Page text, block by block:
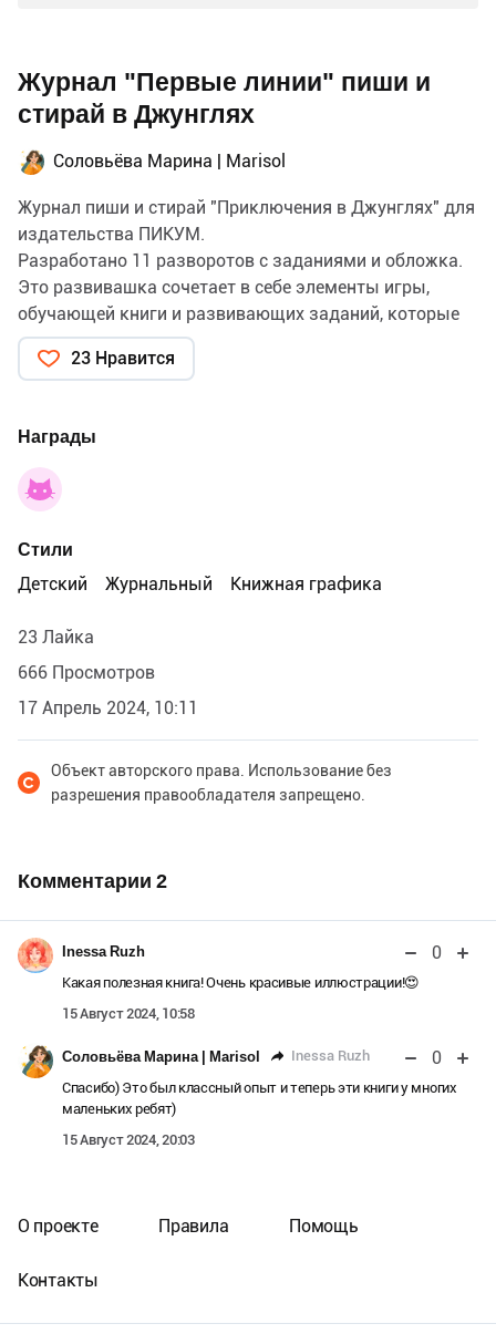
Журнал "Первые линии" пиши и
стирай в Джунглях
Соловьёва Марина | Marisol
Журнал пиши и стирай "Приключения в Джунглях" для
издательства ПИКУМ.
Разработано 11 разворотов с заданиями и обложка.
Это развивашка сочетает в себе элементы игры,
обучающей книги и развивающих заданий, которые
помогут малышу обрести новые знания и навыки.
Многоразовая книга "Приключения в джунглях"
знакомится с флорой и фауной джунглей.
Купить можно на Озоне
23 Нравится
Награды
Стили
Детский
Журнальный Книжная графика
23 Лайка
666 Просмотров
17 Апрель 2024, 10:11
Объект авторского права. Использование без
разрешения правообладателя запрещено.
Комментарии 2
Inessa Ruzh 0
Какая полезная книга! Очень красивые иллюстрации!😍
15 Август 2024, 10:58
Соловьёва Марина | Marisol Inessa Ruzh 0
Спасибо) Это был классный опыт и теперь эти книги у многих
маленьких ребят)
15 Август 2024, 20:03
О проекте Правила Помощь
Контакты